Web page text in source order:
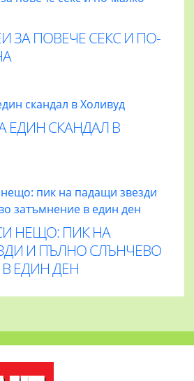
ЗА ПОВЕЧЕ СЕКС И ПО-
ЕДИН СКАНДАЛ В
НЕЩО: ПИК НА
И ПЪЛНО СЛЪНЧЕВО
ЕДИН ДЕН